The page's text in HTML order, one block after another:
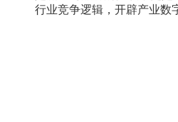
十月的三亚，群星